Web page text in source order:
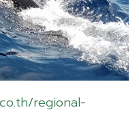
regional-